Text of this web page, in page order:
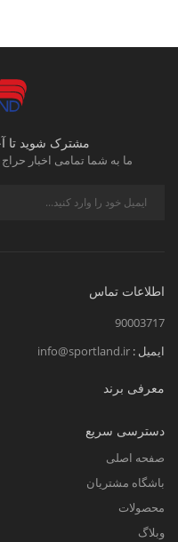
مشترک شوید تا
ما به شما تمامی اخبار حراج
اطلاعات تماس
90003717
ایمیل : info@sportland.ir
معرفی برند
دسترسی سریع
صفحه اصلی
باشگاه مشتریان
محصولات
وبلاگ